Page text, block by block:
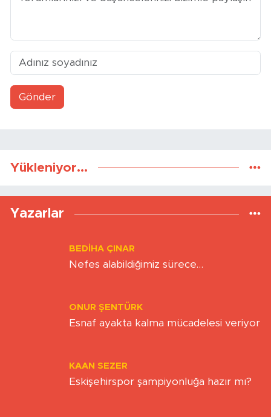
Gönder
Yükleniyor...
Yazarlar
BEDIHA ÇINAR
Nefes alabildiğimiz sürece…
ONUR ŞENTÜRK
Esnaf ayakta kalma mücadelesi veriyor
KAAN SEZER
Eskişehirspor şampiyonluğa hazır mı?